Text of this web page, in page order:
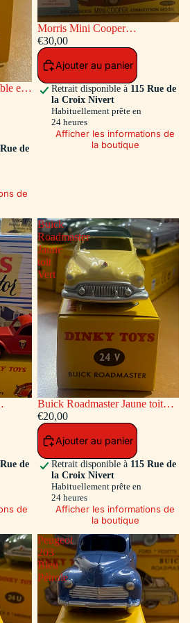
en
de
de
Morris Mini Cooper
Competition #7 Bleu / Toit et
Capot Blanc
€30,00
Ajouter au panier
Retrait disponible à 115 Rue de
la Croix Nivert
Habituellement prête en
24 heures
Afficher les informations de
la boutique
de
de
Buick
Roadmaster
Jaune
toit
Vert
Buick Roadmaster Jaune toit
Vert
€20,00
Ajouter au panier
Retrait disponible à 115 Rue de
la Croix Nivert
Habituellement prête en
24 heures
Afficher les informations de
la boutique
Peugeot
203
Bleu
Pétrole